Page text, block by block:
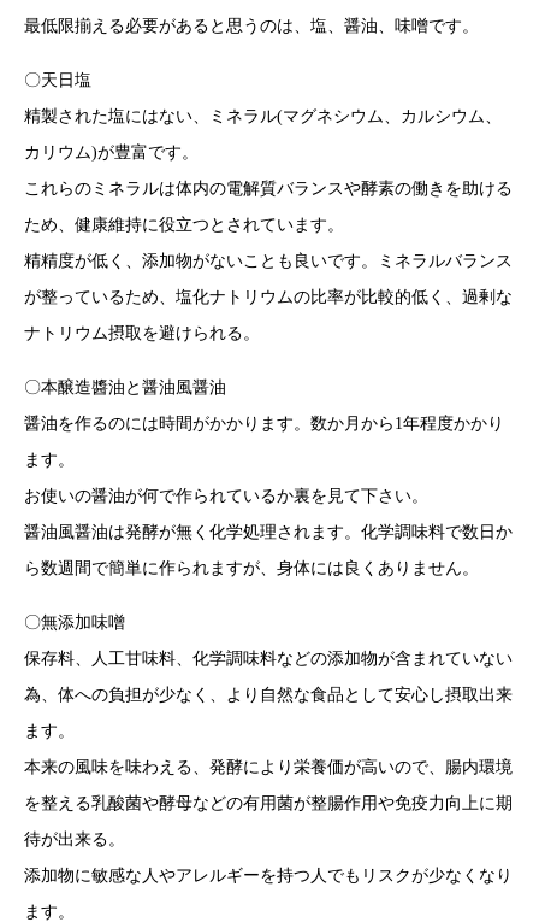
最低限揃える必要があると思うのは、塩、醤油、味噌です。
〇天日塩
精製された塩にはない、ミネラル(マグネシウム、カルシウム、
カリウム)が豊富です。
これらのミネラルは体内の電解質バランスや酵素の働きを助ける
ため、健康維持に役立つとされています。
精精度が低く、添加物がないことも良いです。ミネラルバランス
が整っているため、塩化ナトリウムの比率が比較的低く、過剰な
ナトリウム摂取を避けられる。
〇本醸造醬油と醤油風醤油
醤油を作るのには時間がかかります。数か月から1年程度かかり
ます。
お使いの醤油が何で作られているか裏を見て下さい。
醤油風醤油は発酵が無く化学処理されます。化学調味料で数日か
ら数週間で簡単に作られますが、身体には良くありません。
〇無添加味噌
保存料、人工甘味料、化学調味料などの添加物が含まれていない
為、体への負担が少なく、より自然な食品として安心し摂取出来
ます。
本来の風味を味わえる、発酵により栄養価が高いので、腸内環境
を整える乳酸菌や酵母などの有用菌が整腸作用や免疫力向上に期
待が出来る。
添加物に敏感な人やアレルギーを持つ人でもリスクが少なくなり
ます。